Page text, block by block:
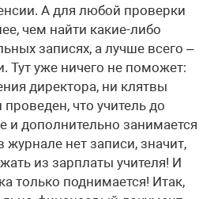
А для любой проверки
чем найти какие-либо
записях, а лучше всего –
Тут уже ничего не поможет:
директора, ни клятвы
что учитель до
и дополнительно занимается
нет записи, значит,
из зарплаты учителя! И
только поднимается! Итак,